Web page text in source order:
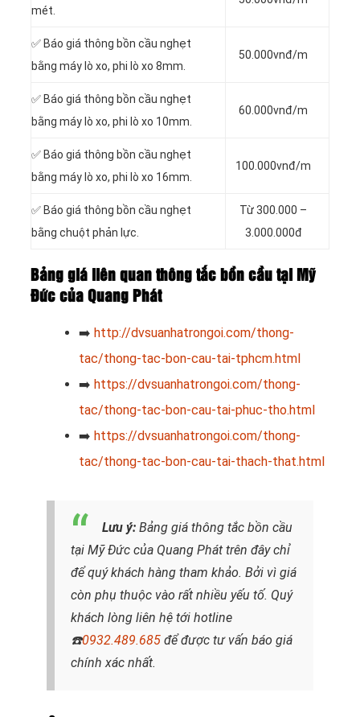
mét.
✅ Báo giá thông bồn cầu nghẹt
bằng máy lò xo, phi lò xo 8mm.
50.000vnđ/m
✅ Báo giá thông bồn cầu nghẹt
bằng máy lò xo, phi lò xo 10mm.
60.000vnđ/m
✅ Báo giá thông bồn cầu nghẹt
bằng máy lò xo, phi lò xo 16mm.
100.000vnđ/m
✅ Báo giá thông bồn cầu nghẹt
bằng chuột phản lực.
Từ 300.000 –
3.000.000đ
Bảng giá liên quan thông tắc bồn cầu tại Mỹ
Đức của Quang Phát
➡️ http://dvsuanhatrongoi.com/thong-
tac/thong-tac-bon-cau-tai-tphcm.html
➡️ https://dvsuanhatrongoi.com/thong-
tac/thong-tac-bon-cau-tai-phuc-tho.html
➡️ https://dvsuanhatrongoi.com/thong-
tac/thong-tac-bon-cau-tai-thach-that.html
Lưu ý: Bảng giá thông tắc bồn cầu
tại Mỹ Đức của Quang Phát trên đây chỉ
để quý khách hàng tham khảo. Bởi vì giá
còn phụ thuộc vào rất nhiều yếu tố. Quý
khách lòng liên hệ tới hotline
☎️0932.489.685 để được tư vấn báo giá
chính xác nhất.